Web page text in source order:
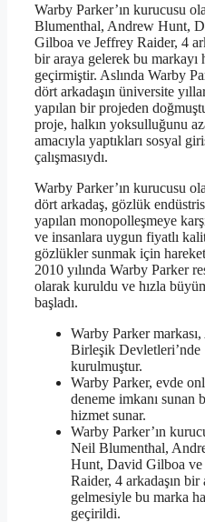
Warby Parker’ın kurucusu
Blumenthal, Andrew Hunt,
Gilboa ve Jeffrey Raider, 4
bir araya gelerek bu markayı
geçirmiştir. Aslında Warby
dört arkadaşın üniversite
yapılan bir projeden
proje, halkın yoksulluğunu
amacıyla yaptıkları sosyal
çalışmasıydı.
Warby Parker’ın kurucusu
dört arkadaş, gözlük
yapılan monopolleşmeye
ve insanlara uygun fiyatlı
gözlükler sunmak için
2010 yılında Warby Parker
olarak kuruldu ve hızla
başladı.
Warby Parker
Birleşik Devletleri’nde
kurulmuştur.
Warby Parker, evde
deneme imkanı sunan
hizmet sunar.
Warby Parker’ın
Neil Blumenthal,
Hunt, David Gilboa ve
Raider, 4 arkadaşın bir
gelmesiyle bu marka
geçirildi.